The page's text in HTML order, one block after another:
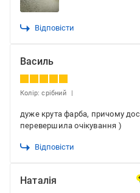
Відповісти
Василь
Колір: срібний
дуже крута фарба, причому
перевершила очікування )
Відповісти
Наталія